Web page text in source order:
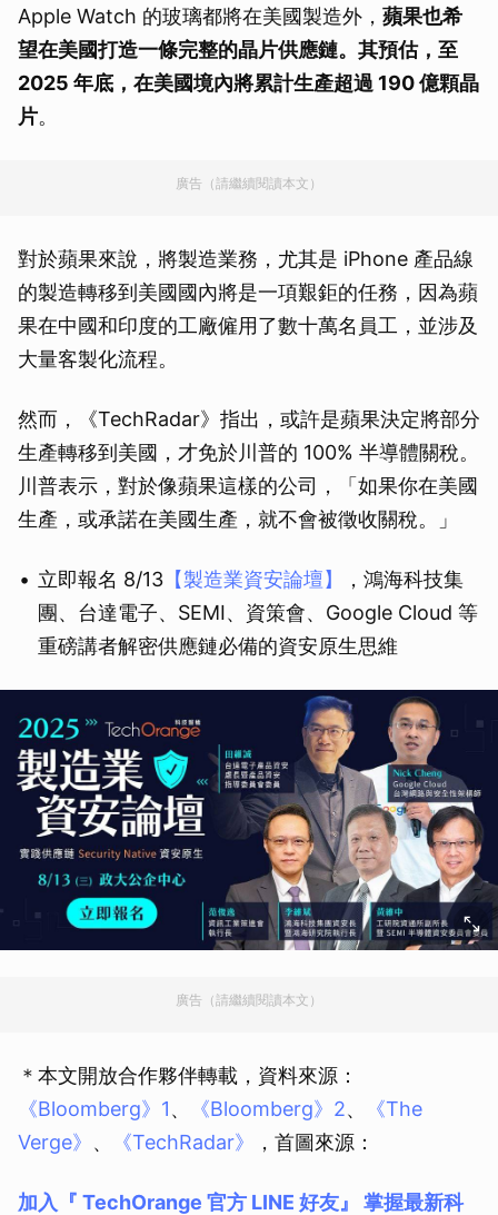
Apple Watch 的玻璃都將在美國製造外， 蘋果也希
望在美國打造一條完整的晶片供應鏈。其預估，至
2025 年底，在美國境內將累計生產超過 190 億顆晶
片。
廣告（請繼續閱讀本文）
對於蘋果來說，將製造業務，尤其是 iPhone 產品線
的製造轉移到美國國內將是一項艱鉅的任務，因為蘋
果在中國和印度的工廠僱用了數十萬名員工，並涉及
大量客製化流程。
然而，《TechRadar》指出，或許是蘋果決定將部分
生產轉移到美國，才免於川普的 100% 半導體關稅。
川普表示，對於像蘋果這樣的公司，「如果你在美國
生產，或承諾在美國生產，就不會被徵收關稅。」
立即報名 8/13 【製造業資安論壇】
，鴻海科技集
團、台達電子、SEMI、資策會、Google Cloud 等
重磅講者解密供應鏈必備的資安原生思維
廣告（請繼續閱讀本文）
＊本文開放合作夥伴轉載，資料來源：
《Bloomberg》1、 《Bloomberg》2、
《The
Verge》 、 《TechRadar》 ，首圖來源：
加入『 TechOrange 官方 LINE 好友』 掌握最新科